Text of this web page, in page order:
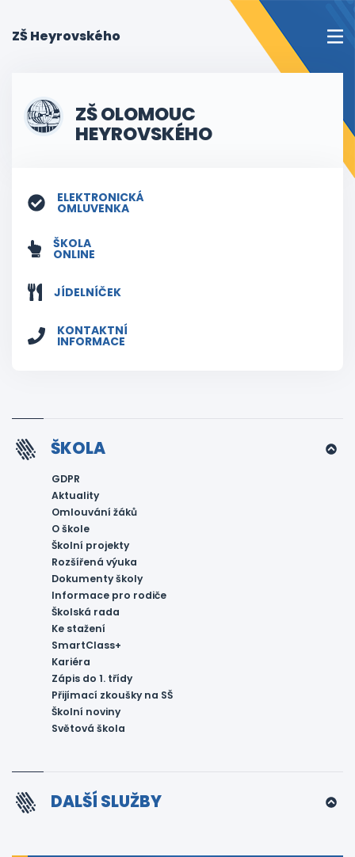
ZŠ Heyrovského
ZŠ OLOMOUC
HEYROVSKÉHO
ELEKTRONICKÁ
OMLUVENKA
ŠKOLA
ONLINE
JÍDELNÍČEK
KONTAKTNÍ
INFORMACE
ŠKOLA
GDPR
Aktuality
Omlouvání žáků
O škole
Školní projekty
Rozšířená výuka
Dokumenty školy
Informace pro rodiče
Školská rada
Ke stažení
SmartClass+
Kariéra
Zápis do 1. třídy
Přijímací zkoušky na SŠ
Školní noviny
Světová škola
DALŠÍ SLUŽBY